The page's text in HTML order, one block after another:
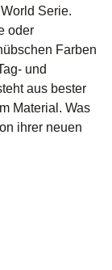
Serie.
oder
Farben
und
aus bester
Material. Was
ihrer neuen